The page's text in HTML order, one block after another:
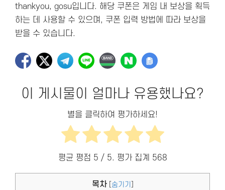
thankyou, gosu입니다. 해당 쿠폰은 게임 내 보상을 획득
하는 데 사용할 수 있으며, 쿠폰 입력 방법에 따라 보상을
받을 수 있습니다.
이 게시물이 얼마나 유용했나요?
별을 클릭하여 평가하세요!
평균 평점 5 / 5. 평가 집계 568
목차 숨기기